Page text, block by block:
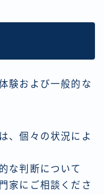
験および一般的な
、個々の状況によ
な判断について
家にご相談くださ